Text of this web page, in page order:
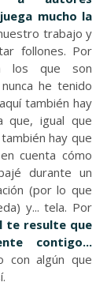
mucho la
trabajo y
follones. Por
los que son
he tenido
también hay
que, igual que
hay que
cuenta cómo
durante un
(por lo que
y... tela. Por
te resulte que
contigo...
con algún que